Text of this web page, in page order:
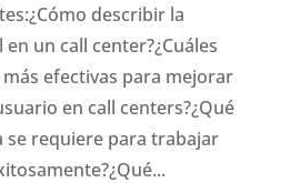
describir la
un call center?¿Cuáles
efectivas para mejorar
en call centers?¿Qué
se requiere para trabajar